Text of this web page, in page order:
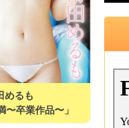
めるも
〜卒業作品〜」